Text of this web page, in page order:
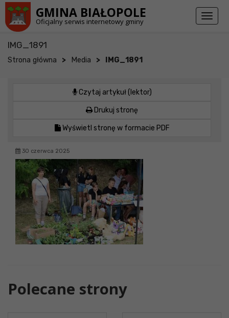
GMINA BIAŁOPOLE
Oficjalny serwis internetowy gminy
Toggle
IMG_1891
Strona główna > Media > IMG_1891
Czytaj artykuł (lektor)
Drukuj stronę
Wyświetl stronę w formacie PDF
30 czerwca 2025
Polecane strony